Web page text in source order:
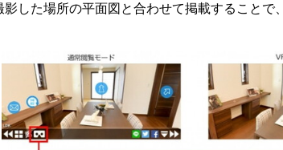
した場所の平面図と合わせて掲載することで